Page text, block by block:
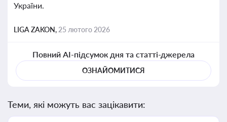
України.
LIGA ZAKON, 25 лютого 2026
Повний AI-підсумок дня та статті-джерела
ОЗНАЙОМИТИСЯ
Теми, які можуть вас зацікавити: